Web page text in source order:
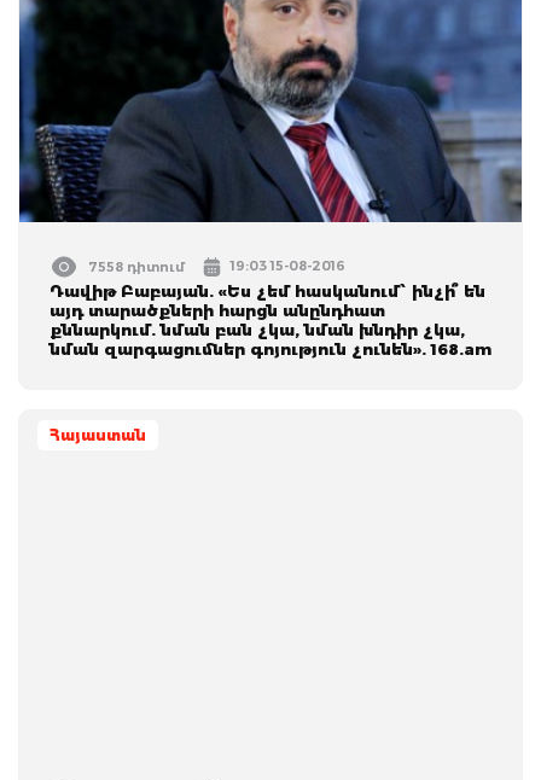
7558 դիտում 19:03 15-08-2016
Դավիթ Բաբայան. «Ես չեմ հասկանում՝ ինչի՞ են
այդ տարածքների հարցն անընդհատ
քննարկում. նման բան չկա, նման խնդիր չկա,
նման զարգացումներ գոյություն չունեն». 168.am
Հայաստան